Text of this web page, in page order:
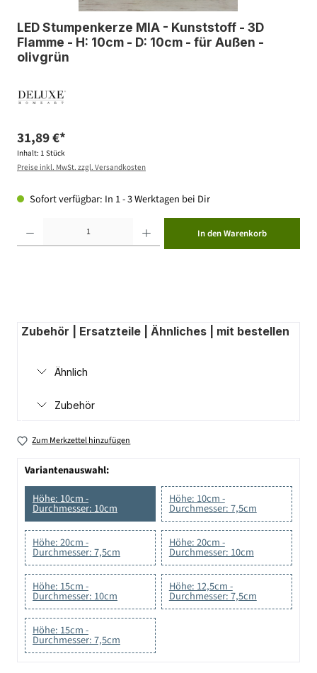
LED Stumpenkerze MIA - Kunststoff - 3D
Flamme - H: 10cm - D: 10cm - für Außen -
olivgrün
31,89 €*
Inhalt: 1 Stück
Preise inkl. MwSt. zzgl. Versandkosten
Sofort verfügbar: In 1 - 3 Werktagen bei Dir
In den Warenkorb
Zubehör | Ersatzteile | Ähnliches | mit bestellen
Ähnlich
Zubehör
Zum Merkzettel hinzufügen
Variantenauswahl:
Höhe: 10cm -
Durchmesser: 10cm
Höhe: 10cm -
Durchmesser: 7,5cm
Höhe: 20cm -
Durchmesser: 7,5cm
Höhe: 20cm -
Durchmesser: 10cm
Höhe: 15cm -
Durchmesser: 10cm
Höhe: 12,5cm -
Durchmesser: 7,5cm
Höhe: 15cm -
Durchmesser: 7,5cm